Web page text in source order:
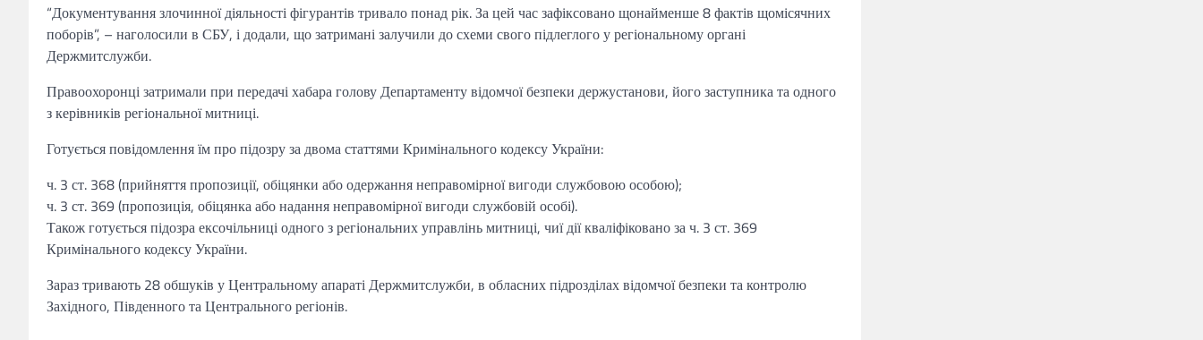
“Документування злочинної діяльності фігурантів тривало понад рік. За цей час зафіксовано щонайменше 8 фактів щомісячних
поборів”, – наголосили в СБУ, і додали, що затримані залучили до схеми свого підлеглого у регіональному органі
Держмитслужби.
Правоохоронці затримали при передачі хабара голову Департаменту відомчої безпеки держустанови, його заступника та одного
з керівників регіональної митниці.
Готується повідомлення їм про підозру за двома статтями Кримінального кодексу України:
ч. 3 ст. 368 (прийняття пропозиції, обіцянки або одержання неправомірної вигоди службовою особою);
ч. 3 ст. 369 (пропозиція, обіцянка або надання неправомірної вигоди службовій особі).
Також готується підозра ексочільниці одного з регіональних управлінь митниці, чиї дії кваліфіковано за ч. 3 ст. 369
Кримінального кодексу України.
Зараз тривають 28 обшуків у Центральному апараті Держмитслужби, в обласних підрозділах відомчої безпеки та контролю
Західного, Південного та Центрального регіонів.